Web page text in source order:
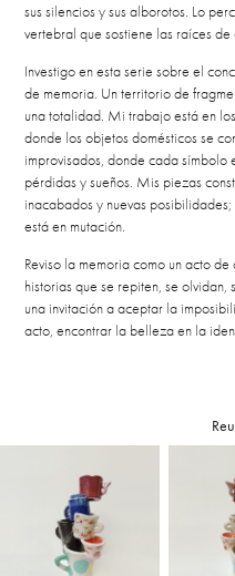
sus silencios y sus alborotos. Lo
vertebral que sostiene las raíces de
Investigo en esta serie sobre el
de memoria. Un territorio de
una totalidad. Mi trabajo está en
donde los objetos domésticos se
improvisados, donde cada símbolo
pérdidas y sueños. Mis piezas
inacabados y nuevas
está en mutación.
Reviso la memoria como un acto
historias que se repiten, se olvidan,
una invitación a aceptar la
acto, encontrar la belleza en la